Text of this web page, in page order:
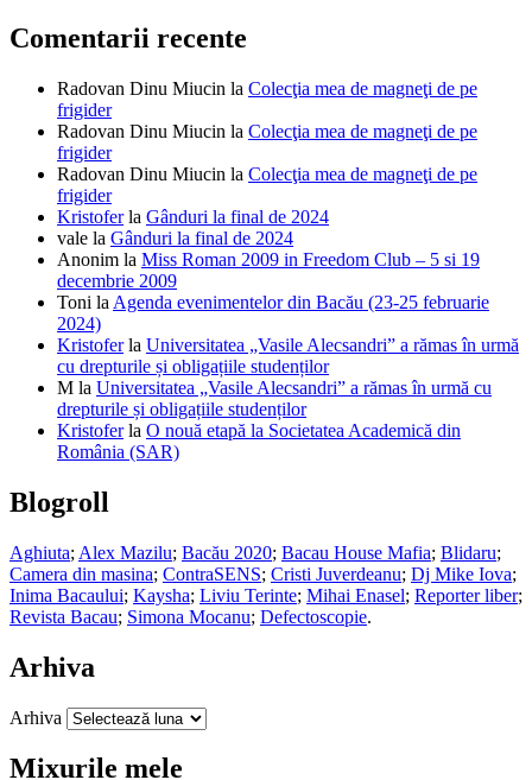
Comentarii recente
Radovan Dinu Miucin la Colecţia mea de magneţi de pe
frigider
Radovan Dinu Miucin la Colecţia mea de magneţi de pe
frigider
Radovan Dinu Miucin la Colecţia mea de magneţi de pe
frigider
Kristoferla Gânduri la final de 2024
vale la Gânduri la final de 2024
Anonim la Miss Roman 2009 in Freedom Club – 5 si 19
decembrie 2009
Toni la Agenda evenimentelor din Bacău (23-25 februarie
2024)
Kristoferla Universitatea „Vasile Alecsandri” a rămas în urmă
cu drepturile și obligațiile studenților
M la Universitatea „Vasile Alecsandri” a rămas în urmă cu
drepturile și obligațiile studenților
Kristoferla O nouă etapă la Societatea Academică din
România (SAR)
Blogroll
Aghiuta; Alex Mazilu; Bacău 2020; Bacau House Mafia; Blidaru;
Camera din masina; ContraSENS; Cristi Juverdeanu; Dj Mike Iova;
Inima Bacaului; Kaysha; Liviu Terinte; Mihai Enasel; Reporter liber;
Revista Bacau; Simona Mocanu; Defectoscopie.
Arhiva
Arhiva
Mixurile mele